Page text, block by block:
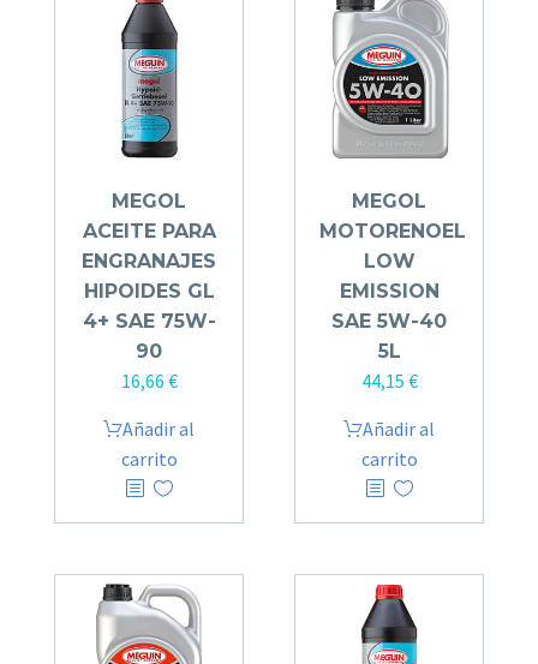
MEGOL
ACEITE PARA
ENGRANAJES
HIPOIDES GL
4+ SAE 75W-
90
16,66 €
Añadir al
carrito
MEGOL
MOTORENOEL
LOW
EMISSION
SAE 5W-40
5L
44,15 €
Añadir al
carrito